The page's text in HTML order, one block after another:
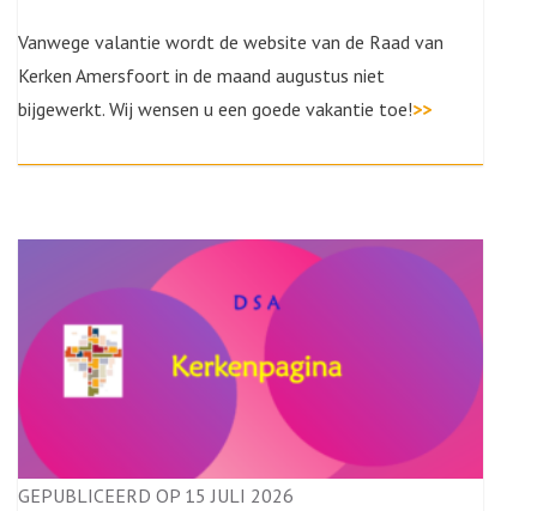
Vanwege valantie wordt de website van de Raad van
Kerken Amersfoort in de maand augustus niet
bijgewerkt. Wij wensen u een goede vakantie toe!>>
GEPUBLICEERD OP 15 JULI 2026